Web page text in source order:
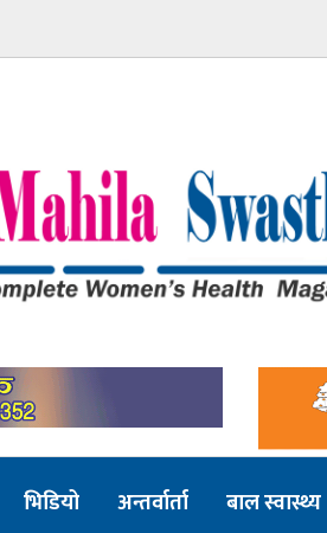
भिडियो अन्तर्वार्ता बाल स्वास्थ्य